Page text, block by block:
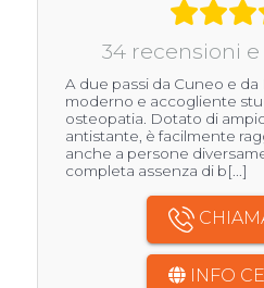
34 recensioni e
A due passi da Cuneo e
moderno e accogliente
osteopatia. Dotato di
antistante, è facilmente
anche a persone
completa assenza di b[...]
INFO